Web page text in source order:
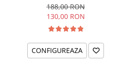
188,00 RON
130,00 RON
CONFIGUREAZA